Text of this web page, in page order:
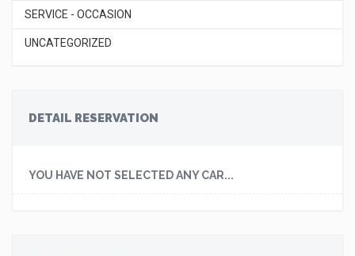
SERVICE - OCCASION
UNCATEGORIZED
DETAIL RESERVATION
YOU HAVE NOT SELECTED ANY CAR...